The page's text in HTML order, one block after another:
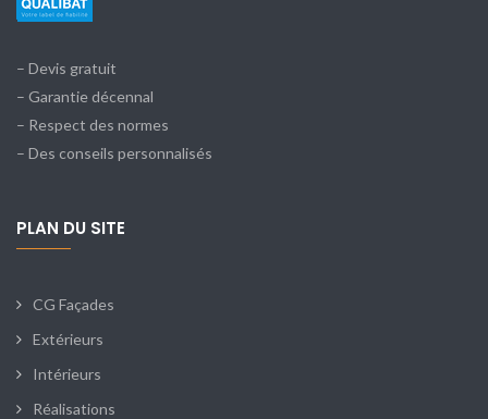
– Devis gratuit
– Garantie décennal
– Respect des normes
– Des conseils personnalisés
PLAN DU SITE
CG Façades
Extérieurs
Intérieurs
Réalisations